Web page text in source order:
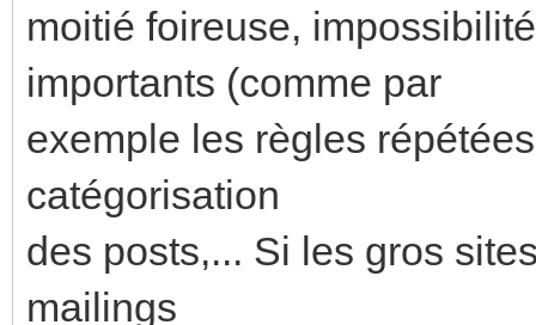
moitié foireuse,
importants (comme par
exemple les règles
catégorisation
des posts,... Si les gros
mailings